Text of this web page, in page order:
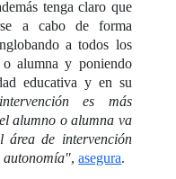
tenga claro que
a cabo de forma
a todos los
o alumna y poniendo
educativa y en su
es más
alumno o alumna va
área de intervención
autonomía",asegura.